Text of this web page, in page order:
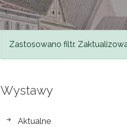
Komunikat
Zastosowano filtr.
Wystawy
wystawy
Aktualne